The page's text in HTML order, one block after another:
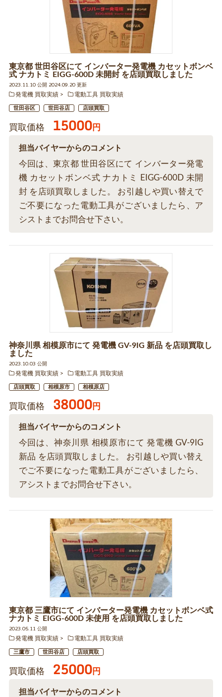
東京都 世田谷区にて インバーター発電機 カセットボンベ
式 ナカトミ EIGG-600D 未開封 を店頭買取しました
2023.11.10 公開 2024.09.20 更新
発電機 買取実績
電動工具 買取実績
世田谷区 世田谷店 店頭買取
買取価格 15000円
担当バイヤーからのコメント
今回は、東京都 世田谷区にて インバーター発電
機 カセットボンベ式 ナカトミ EIGG-600D 未開
封 を店頭買取しました。 お引越しや買い替えで
ご不要になった電動工具がございましたら、ア
シストまでお問合せ下さい。
神奈川県 相模原市にて 発電機 GV-9IG 新品 を店頭買取し
ました
2023.10.03 公開
発電機 買取実績
電動工具 買取実績
店頭買取 相模原市 相模原店
買取価格 38000円
担当バイヤーからのコメント
今回は、神奈川県 相模原市にて 発電機 GV-9IG
新品 を店頭買取しました。 お引越しや買い替え
でご不要になった電動工具がございましたら、
アシストまでお問合せ下さい。
東京都 三鷹市にて インバーター発電機 カセットボンベ式
ナカトミ EIGG-600D 未使用 を店頭買取しました
2023.05.11 公開
発電機 買取実績
電動工具 買取実績
三鷹市 世田谷店 店頭買取
買取価格 25000円
担当バイヤーからのコメント